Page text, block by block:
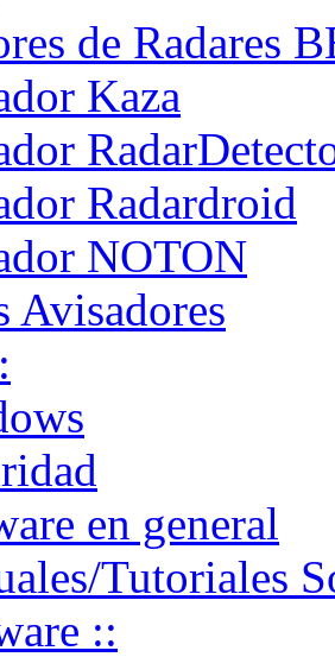
de Radares
Kaza
Radardroid
NOTON
Avisadores
en general
Tutoriales
::